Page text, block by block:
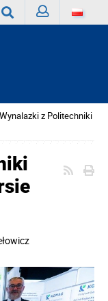
Wynalazki z Politechniki